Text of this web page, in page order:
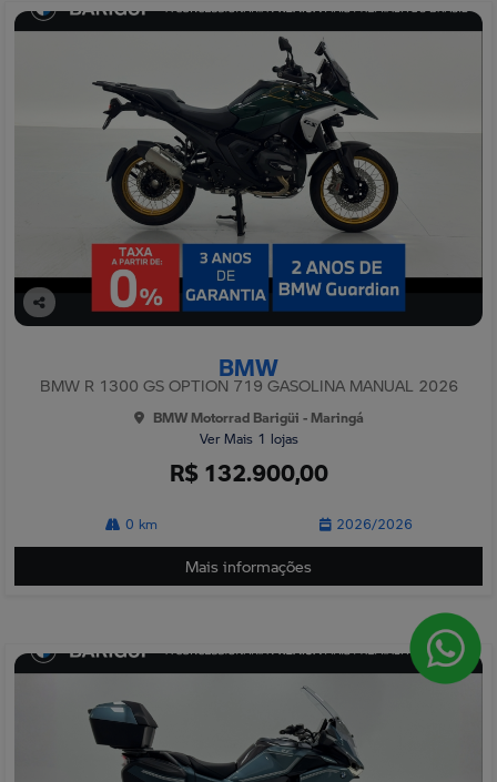
Co
lhe
BMW
BMW R 1300 GS OPTION 719 GASOLINA MANUAL 2026
BMW Motorrad Barigüi - Maringá
Ver Mais 1 lojas
R$ 132.900,00
0 km 2026/2026
Mais informações